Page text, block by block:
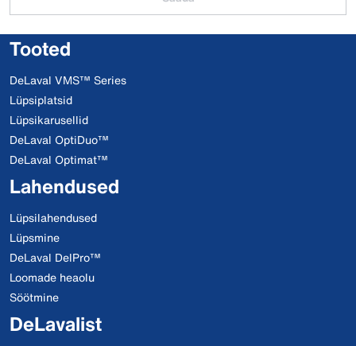
Tooted
DeLaval VMS™ Series
Lüpsiplatsid
Lüpsikarusellid
DeLaval OptiDuo™
DeLaval Optimat™
Lahendused
Lüpsilahendused
Lüpsmine
DeLaval DelPro™
Loomade heaolu
Söötmine
DeLavalist